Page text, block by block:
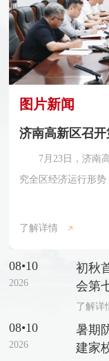
图片新闻
济南高新区召
7月23日，济南
究全区经济运行形
上，发展改革和科
了上半年经济运行
行了交流发言。
了解详情
08•10
2026
初秋
会第
浪漫
了解详
08•10
2026
暑期
建家